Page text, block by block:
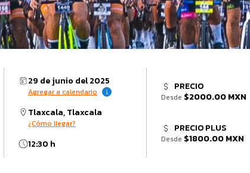
29 de junio del 2025
Agregar a calendario
Tlaxcala, Tlaxcala
¿Cómo llegar?
12:30 h
PRECIO
Desde $2000.00 MXN
PRECIO PLUS
Desde $1800.00 MXN